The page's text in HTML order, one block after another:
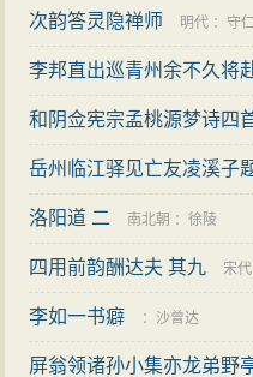
次韵答灵隐禅师 明代 ：守
李邦直出巡青州余不久将
和阴佥宪宗孟桃源梦诗四
岳州临江驿见亡友凌溪子
代：顾璘
洛阳道 二 南北朝 ：徐陵
四用前韵酬达夫 其九 宋代
李如一书癖 ： 沙曾达
屏翁领诸孙小集亦龙弟野